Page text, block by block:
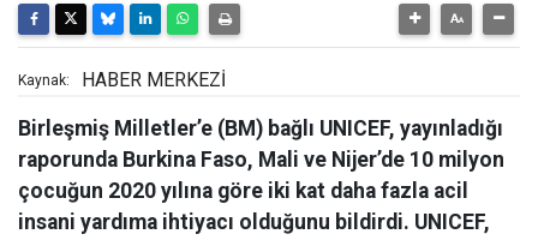
Kaynak: HABER MERKEZİ
Birleşmiş Milletler’e (BM) bağlı UNICEF, yayınladığı
raporunda Burkina Faso, Mali ve Nijer’de 10 milyon
çocuğun 2020 yılına göre iki kat daha fazla acil
insani yardıma ihtiyacı olduğunu bildirdi. UNICEF,